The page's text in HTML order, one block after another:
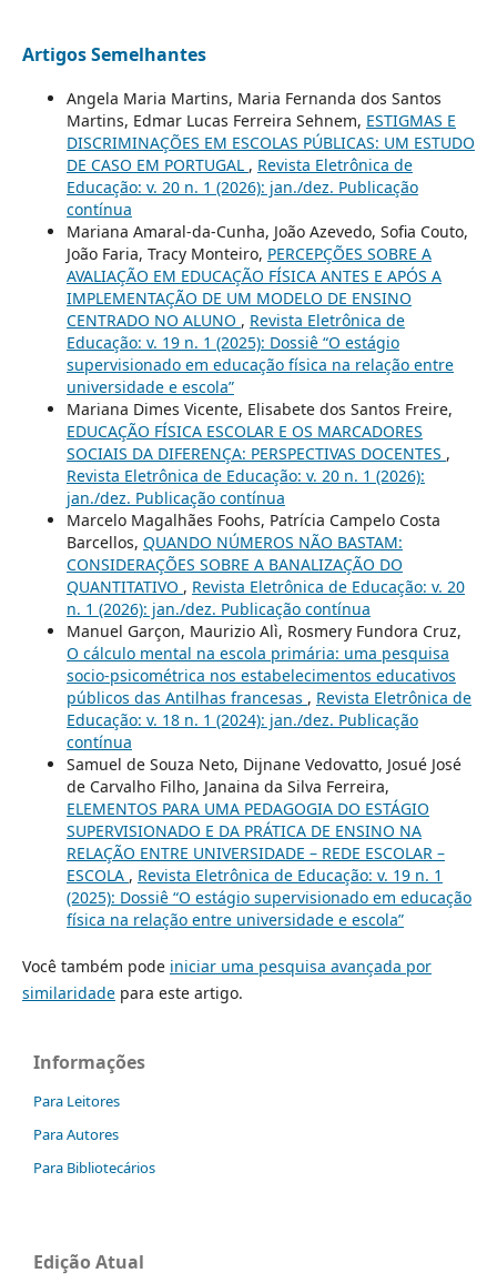
Artigos Semelhantes
Angela Maria Martins, Maria Fernanda dos Santos
Martins, Edmar Lucas Ferreira Sehnem, ESTIGMAS E
DISCRIMINAÇÕES EM ESCOLAS PÚBLICAS: UM ESTUDO
DE CASO EM PORTUGAL , Revista Eletrônica de
Educação: v. 20 n. 1 (2026): jan./dez. Publicação
contínua
Mariana Amaral-da-Cunha, João Azevedo, Sofia Couto,
João Faria, Tracy Monteiro, PERCEPÇÕES SOBRE A
AVALIAÇÃO EM EDUCAÇÃO FÍSICA ANTES E APÓS A
IMPLEMENTAÇÃO DE UM MODELO DE ENSINO
CENTRADO NO ALUNO , Revista Eletrônica de
Educação: v. 19 n. 1 (2025): Dossiê “O estágio
supervisionado em educação física na relação entre
universidade e escola”
Mariana Dimes Vicente, Elisabete dos Santos Freire,
EDUCAÇÃO FÍSICA ESCOLAR E OS MARCADORES
SOCIAIS DA DIFERENÇA: PERSPECTIVAS DOCENTES ,
Revista Eletrônica de Educação: v. 20 n. 1 (2026):
jan./dez. Publicação contínua
Marcelo Magalhães Foohs, Patrícia Campelo Costa
Barcellos, QUANDO NÚMEROS NÃO BASTAM:
CONSIDERAÇÕES SOBRE A BANALIZAÇÃO DO
QUANTITATIVO , Revista Eletrônica de Educação: v. 20
n. 1 (2026): jan./dez. Publicação contínua
Manuel Garçon, Maurizio Alì, Rosmery Fundora Cruz,
O cálculo mental na escola primária: uma pesquisa
socio-psicométrica nos estabelecimentos educativos
públicos das Antilhas francesas , Revista Eletrônica de
Educação: v. 18 n. 1 (2024): jan./dez. Publicação
contínua
Samuel de Souza Neto, Dijnane Vedovatto, Josué José
de Carvalho Filho, Janaina da Silva Ferreira,
ELEMENTOS PARA UMA PEDAGOGIA DO ESTÁGIO
SUPERVISIONADO E DA PRÁTICA DE ENSINO NA
RELAÇÃO ENTRE UNIVERSIDADE – REDE ESCOLAR –
ESCOLA , Revista Eletrônica de Educação: v. 19 n. 1
(2025): Dossiê “O estágio supervisionado em educação
física na relação entre universidade e escola”
Você também pode iniciar uma pesquisa avançada por
similaridadepara este artigo.
Informações
Para Leitores
Para Autores
Para Bibliotecários
Edição Atual